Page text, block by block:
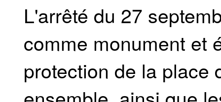
L'arrêté du 27
comme monument et
protection de la place